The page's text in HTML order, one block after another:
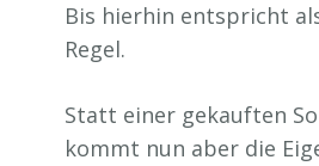
Bis hierhin entspricht
Regel.
Statt einer gekauften
kommt nun aber die